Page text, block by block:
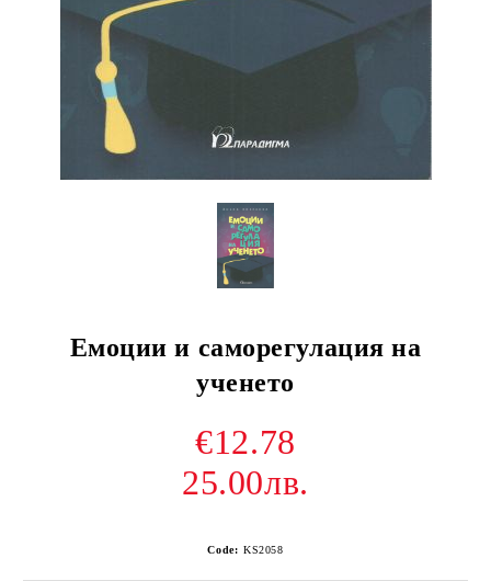
Емоции и саморегулация на
ученето
€12.78
25.00лв.
Code: KS2058